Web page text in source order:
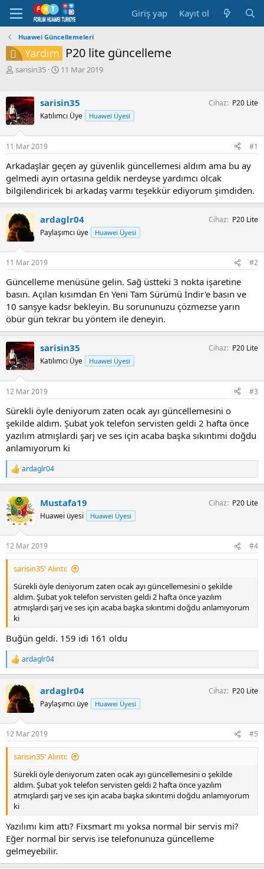
Giriş yap Kayıt ol
Huawei Güncellemeleri
Yardım P20 lite güncelleme
K
b
u
y
u
b
a
ş
l
a
t
a
n
sarisin35
B
l
n
ç
t
a
i
h
i
11 Mar 2019
sarisin35
Katılımcı Üye Huawei Üyesi
Cihaz P20 Lite
11 Mar 2019 #1
Arkadaşlar geçen ay güvenlik güncellemesi aldım ama bu ay
gelmedi ayın ortasına geldik nerdeyse yardımcı olcak
bilgilendiricek bi arkadaş varmı teşekkür ediyorum şimdiden.
ardaglr04
Paylaşımcı üye Huawei Üyesi
Cihaz P20 Lite
11 Mar 2019 #2
Güncelleme menüsüne gelin. Sağ üstteki 3 nokta işaretine
basın. Açılan kısımdan En Yeni Tam Sürümü İndir'e basın ve
10 sanşye kadsr bekleyin. Bu sorununuzu çözmezse yarın
öbür gün tekrar bu yöntem ile deneyin.
sarisin35
Katılımcı Üye Huawei Üyesi
Cihaz P20 Lite
12 Mar 2019 #3
Sürekli öyle deniyorum zaten ocak ayı güncellemesini o
şekilde aldım. Şubat yok telefon servisten geldi 2 hafta önce
yazılım atmışlardi şarj ve ses için acaba başka sıkıntımi doğdu
anlamıyorum ki
T
e
k
i
l
r
:
ardaglr04
Mustafa19
Huawei üyesi Huawei Üyesi
Cihaz P20 Lite
12 Mar 2019 #4
sarisin35' Alıntı:
Sürekli öyle deniyorum zaten ocak ayı güncellemesini o şekilde
aldım. Şubat yok telefon servisten geldi 2 hafta önce yazılım
atmışlardi şarj ve ses için acaba başka sıkıntımi doğdu anlamıyorum
ki
Buğün geldi. 159 idi 161 oldu
T
e
k
i
l
:
ardaglr04
ardaglr04
Paylaşımcı üye Huawei Üyesi
Cihaz P20 Lite
12 Mar 2019 #5
sarisin35' Alıntı:
Sürekli öyle deniyorum zaten ocak ayı güncellemesini o şekilde
aldım. Şubat yok telefon servisten geldi 2 hafta önce yazılım
atmışlardi şarj ve ses için acaba başka sıkıntımi doğdu anlamıyorum
ki
Yazılımı kim attı? Fixsmart mı yoksa normal bir servis mi?
Eğer normal bir servis ise telefonunuza güncelleme
gelmeyebilir.